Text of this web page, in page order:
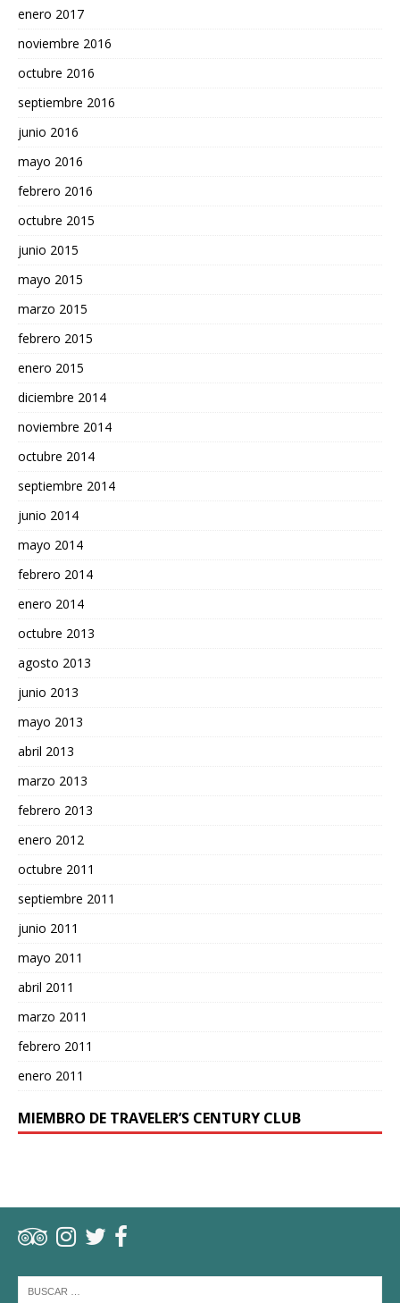
enero 2017
noviembre 2016
octubre 2016
septiembre 2016
junio 2016
mayo 2016
febrero 2016
octubre 2015
junio 2015
mayo 2015
marzo 2015
febrero 2015
enero 2015
diciembre 2014
noviembre 2014
octubre 2014
septiembre 2014
junio 2014
mayo 2014
febrero 2014
enero 2014
octubre 2013
agosto 2013
junio 2013
mayo 2013
abril 2013
marzo 2013
febrero 2013
enero 2012
octubre 2011
septiembre 2011
junio 2011
mayo 2011
abril 2011
marzo 2011
febrero 2011
enero 2011
MIEMBRO DE TRAVELER’S CENTURY CLUB